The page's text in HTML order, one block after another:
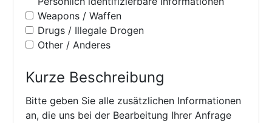
Weapons / Waffen
Drugs / Illegale Drogen
Other / Anderes
Kurze Beschreibung
Bitte geben Sie alle zusätzlichen Informationen
an, die uns bei der Bearbeitung Ihrer Anfrage